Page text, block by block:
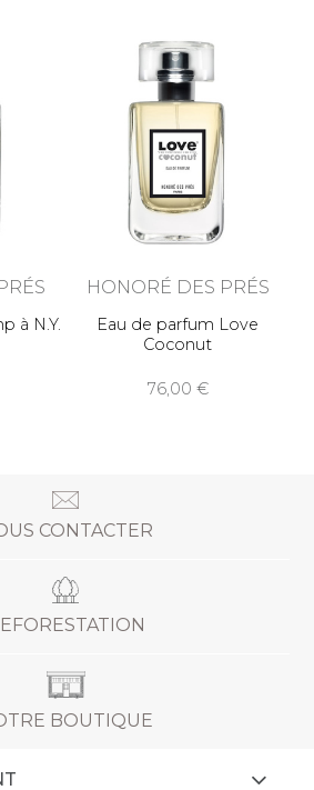
à N.Y.
HONORÉ DES PRÉS
Eau de parfum Love
Coconut
76,00
CONTACTER
BOUTIQUE